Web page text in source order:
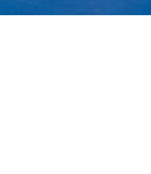
curiosités